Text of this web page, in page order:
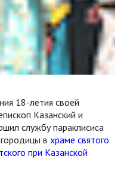
18-летия своей
Казанский и
службу параклисиса
в храме святого
при Казанской